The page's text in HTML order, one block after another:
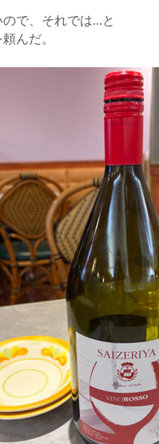
で、それでは...と
んだ。